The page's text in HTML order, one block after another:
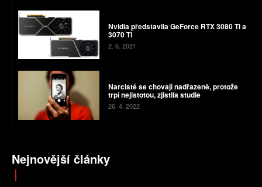
Nvidia představila GeForce RTX 3080 Ti a
3070 Ti
2. 6. 2021
Narcisté se chovají nadřazeně, protože
trpí nejistotou, zjistila studie
26. 4. 2022
Nejnovější články